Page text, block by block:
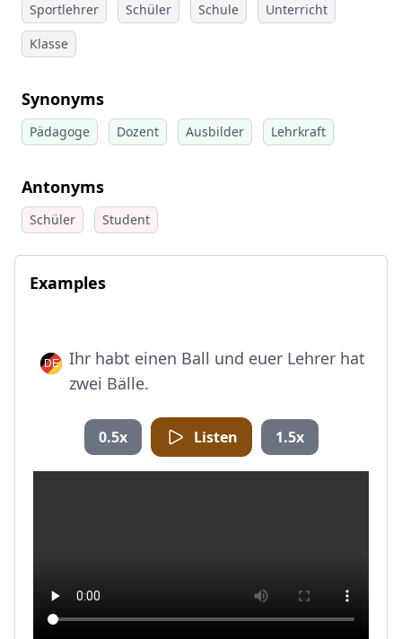
Sportlehrer
Schüler Schule
Unterricht
Klasse
Synonyms
Pädagoge Dozent Ausbilder Lehrkraft
Antonyms
Schüler Student
Examples
Ihr habt einen Ball und euer Lehrer hat
zwei Bälle.
0.5x Listen 1.5x